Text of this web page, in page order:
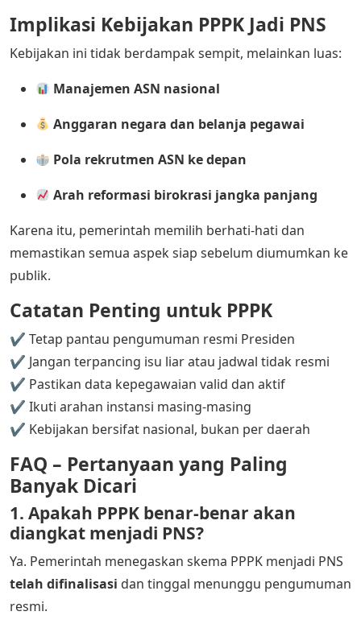
Implikasi Kebijakan PPPK Jadi PNS
Kebijakan ini tidak berdampak sempit, melainkan luas:
Manajemen ASN nasional
Anggaran negara dan belanja pegawai
Pola rekrutmen ASN ke depan
Arah reformasi birokrasi jangka panjang
Karena itu, pemerintah memilih berhati-hati dan
memastikan semua aspek siap sebelum diumumkan ke
publik.
Catatan Penting untuk PPPK
✔ Tetap pantau pengumuman resmi Presiden
✔ Jangan terpancing isu liar atau jadwal tidak resmi
✔ Pastikan data kepegawaian valid dan aktif
✔ Ikuti arahan instansi masing-masing
✔ Kebijakan bersifat nasional, bukan per daerah
FAQ – Pertanyaan yang Paling
Banyak Dicari
1. Apakah PPPK benar-benar akan
diangkat menjadi PNS?
Ya. Pemerintah menegaskan skema PPPK menjadi PNS
telah difinalisasi dan tinggal menunggu pengumuman
resmi.